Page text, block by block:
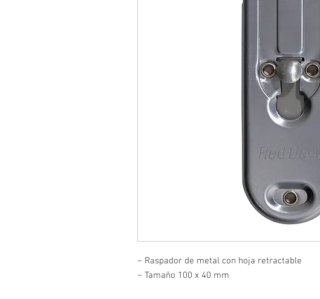
− Raspador de metal con hoja retractable
− Tamaño 100 x 40 mm